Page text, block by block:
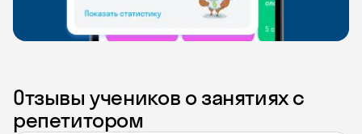
Отзывы учеников о занятиях с
репетитором